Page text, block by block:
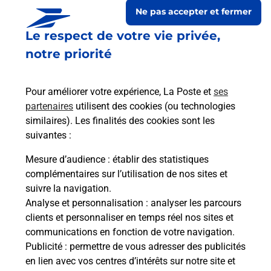
Le respect de votre vie privée,
notre priorité
Pour améliorer votre expérience, La Poste et ses
partenaires utilisent des cookies (ou technologies
similaires). Les finalités des cookies sont les
suivantes :
Mesure d’audience : établir des statistiques
complémentaires sur l’utilisation de nos sites et
suivre la navigation.
Analyse et personnalisation : analyser les parcours
clients et personnaliser en temps réel nos sites et
communications en fonction de votre navigation.
Publicité : permettre de vous adresser des publicités
en lien avec vos centres d’intérêts sur notre site et
Ne pas accepter et fermer
Collecte du courrier aujourd'hui à 09h00
3 Place Francois Robert
21310 Bezouotte
Itinéraire
Le lien s'ouvre dans un nouvel onglet